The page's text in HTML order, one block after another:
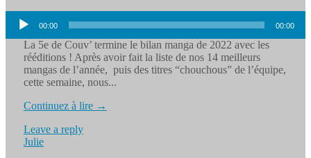
Lecteur
audio
00:00 00:00
La 5e de Couv’ termine le bilan manga de 2022 avec les
rééditions ! Après avoir fait la liste de nos 14 meilleurs
mangas de l’année, puis des titres “chouchous” de l’équipe,
cette semaine, nous...
Continuez à lire →
Leave a reply
Julie